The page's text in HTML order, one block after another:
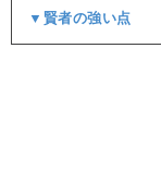
▼賢者の強い点